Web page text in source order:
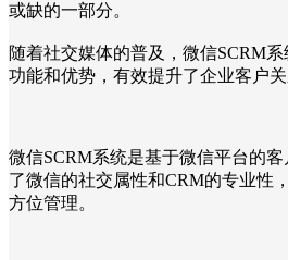
或缺的一部分。
随着社交媒体的普及，微信SCRM
功能和优势，有效提升了企业客户关
微信SCRM系统是基于微信平台的
了微信的社交属性和CRM的专业性
方位管理。